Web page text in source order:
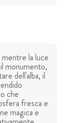
mentre la luce
monumento,
dell'alba, il
che
fresca e
magica e